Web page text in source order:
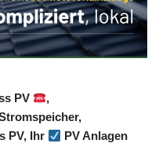
PV
,
PV, Ihr
PV Anlagen